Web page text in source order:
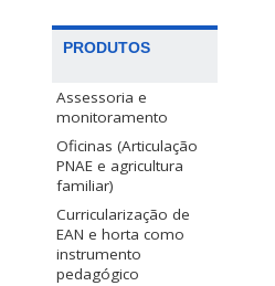
PRODUTOS
Assessoria e
monitoramento
Oficinas (Articulação
PNAE e agricultura
familiar)
Curricularização de
EAN e horta como
instrumento
pedagógico